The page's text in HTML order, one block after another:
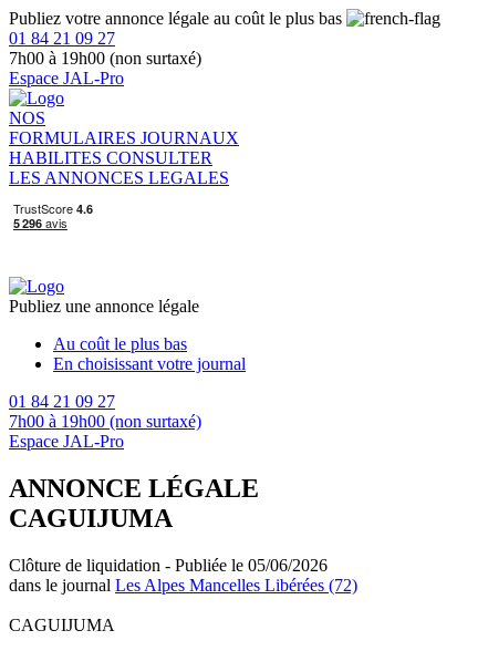
Publiez votre annonce légale au coût le plus bas
01 84 21 09 27
7h00 à 19h00 (non surtaxé)
Espace JAL-Pro
NOS
FORMULAIRES JOURNAUX
HABILITES CONSULTER
LES ANNONCES LEGALES
Publiez une annonce légale
Au coût le plus bas
En choisissant votre journal
01 84 21 09 27
7h00 à 19h00 (non surtaxé)
Espace JAL-Pro
ANNONCE LÉGALE
CAGUIJUMA
Clôture de liquidation - Publiée le 05/06/2026
dans le journal Les Alpes Mancelles Libérées (72)
CAGUIJUMA